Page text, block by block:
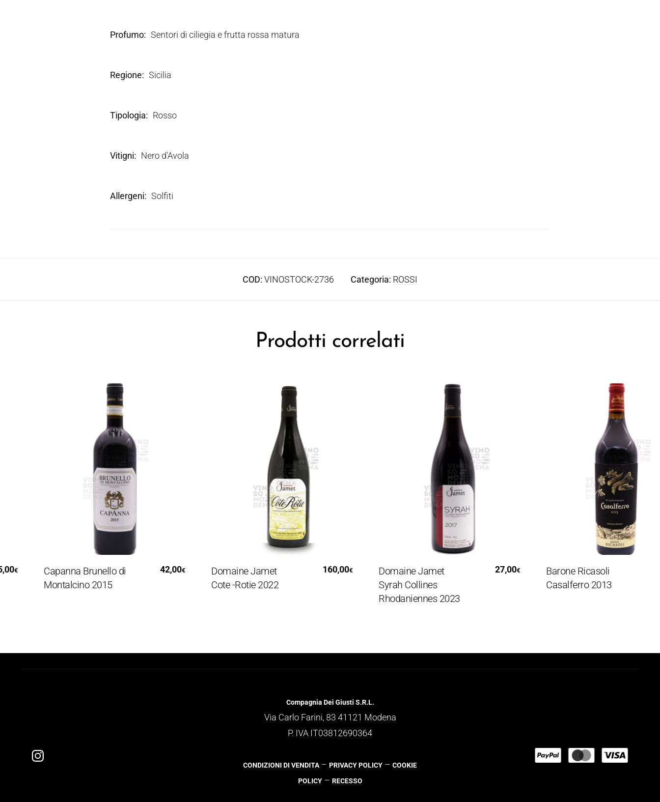
Profumo Sentori di ciliegia e frutta rossa matura
Regione Sicilia
Tipologia Rosso
Vitigni Nero d'Avola
Allergeni Solfiti
COD: VINOSTOCK-2736 Categoria: ROSSI
Prodotti correlati
Domaine Jamet
Cote -Rotie 2022
160,00€
Domaine Jamet
Syrah Collines
Rhodaniennes 2023
27,00€
Barone Ricasoli
Casalferro 2013
Capanna Brunello di
Montalcino 2015
42,00€
Compagnia Dei Giusti S.R.L.
Via Carlo Farini, 83 41121 Modena
P. IVA IT03812690364
CONDIZIONI DI VENDITA– PRIVACY POLICY – COOKIE
POLICY– RECESSO